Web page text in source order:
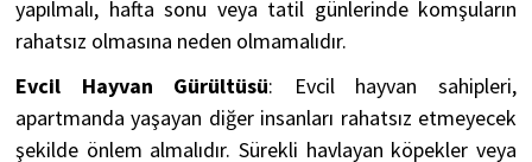
yapılmalı, hafta sonu veya tatil günlerinde komşuların
rahatsız olmasına neden olmamalıdır.
Evcil Hayvan Gürültüsü: Evcil hayvan sahipleri,
apartmanda yaşayan diğer insanları rahatsız etmeyecek
şekilde önlem almalıdır. Sürekli havlayan köpekler veya